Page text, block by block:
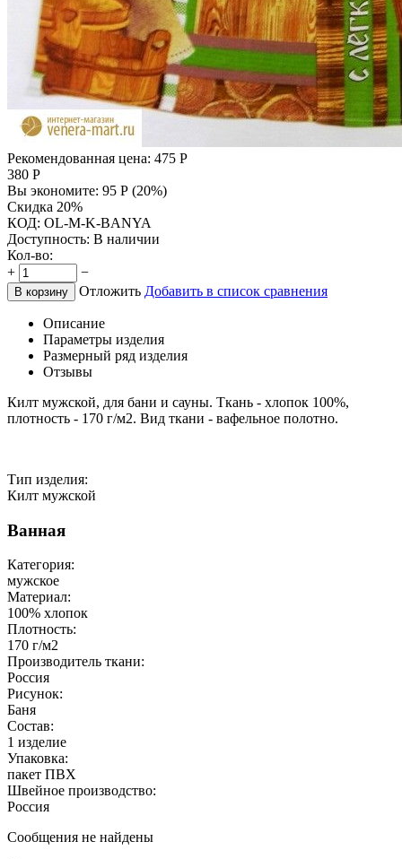
Рекомендованная цена: 475 Р
380 Р
Вы экономите: 95 Р (20%)
Скидка 20%
КОД: OL-M-K-BANYA
Доступность: В наличии
Кол-во:
+
−
В корзину Отложить Добавить в список сравнения
Описание
Параметры изделия
Размерный ряд изделия
Отзывы
Килт мужской, для бани и сауны. Ткань - хлопок 100%,
плотность - 170 г/м2. Вид ткани - вафельное полотно.
Тип изделия:
Килт мужской
Ванная
Категория:
мужское
Материал:
100% хлопок
Плотность:
170 г/м2
Производитель ткани:
Россия
Рисунок:
Баня
Состав:
1 изделие
Упаковка:
пакет ПВХ
Швейное производство:
Россия
Сообщения не найдены